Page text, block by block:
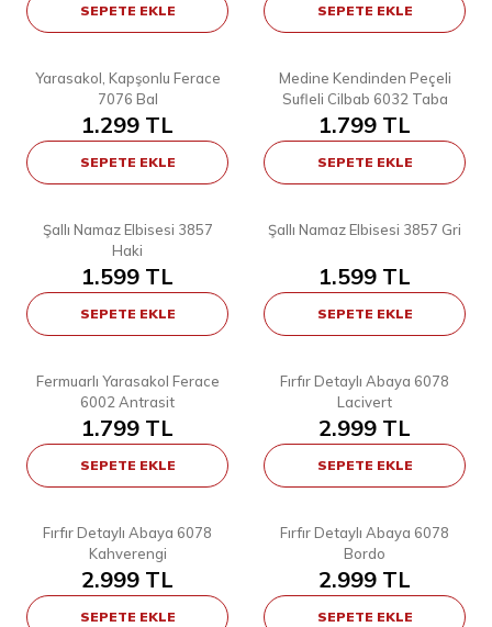
SEPETE EKLE SEPETE EKLE
YENI
Yarasakol, Kapşonlu Ferace
7076 Bal
1.299 TL
SEPETE EKLE
Medine Kendinden Peçeli
Sufleli Cilbab 6032 Taba
1.799 TL
SEPETE EKLE
Şallı Namaz Elbisesi 3857
Haki
1.599 TL
SEPETE EKLE
Şallı Namaz Elbisesi 3857 Gri
1.599 TL
SEPETE EKLE
Fermuarlı Yarasakol Ferace
6002 Antrasit
1.799 TL
SEPETE EKLE
YENI
Fırfır Detaylı Abaya 6078
Lacivert
2.999 TL
SEPETE EKLE
YENI
Fırfır Detaylı Abaya 6078
Kahverengi
2.999 TL
SEPETE EKLE
YENI
Fırfır Detaylı Abaya 6078
Bordo
2.999 TL
SEPETE EKLE